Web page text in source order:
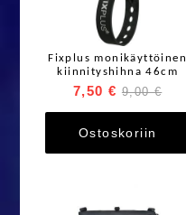
Fixplus monikäyttöinen
kiinnityshihna 46cm
7,50 € 9,00 €
Ostoskoriin